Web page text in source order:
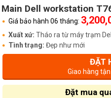
Main Dell workstation
Giá bảo hành 06 tháng:
Xuất xứ: Tháo ra từ máy trạm Dell
Tình trạng: Đẹp như mới
ĐẶT
Giao hàng
Đặt mua